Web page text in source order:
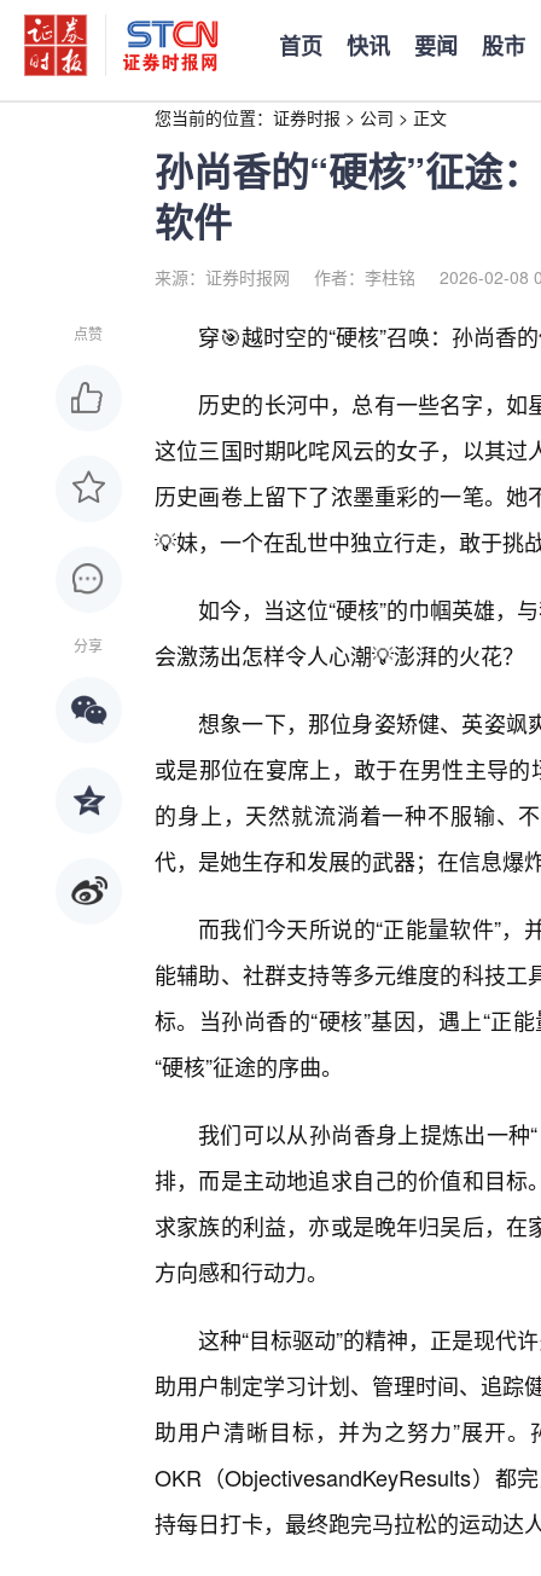
首页 快讯 要闻 股市
您当前的位置： 证券时报 > 公司 > 正文
孙尚香的“硬核”征途
软件
来源：证券时报网 作者：李柱铭 2026-02-08
点赞
分享
穿🎯越时空的“硬核”召唤：孙尚香
历史的长河中，总有一些名字，
这位三国时期叱咤风云的女子，以其
历史画卷上留下了浓墨重彩的一笔。
💡妹，一个在乱世中独立行走，敢于挑
如今，当这位“硬核”的巾帼英雄，
会激荡出怎样令人心潮💡澎湃的火花？
想象一下，那位身姿矫健、英姿飒
或是那位在宴席上，敢于在男性主导
的身上，天然就流淌着一种不服输、
代，是她生存和发展的武器；在信息爆
而我们今天所说的“正能量软件”
能辅助、社群支持等多元维度的科技
标。当孙尚香的“硬核”基因，遇上“正
“硬核”征途的序曲。
我们可以从孙尚香身上提炼出一种
排，而是主动地追求自己的价值和目
求家族的利益，亦或是晚年归吴后，
方向感和行动力。
这种“目标驱动”的精神，正是现代
助用户制定学习计划、管理时间、追踪
助用户清晰目标，并为之努力”展开
OKR（ObjectivesandKeyResults）都
持每日打卡，最终跑完马拉松的运动达